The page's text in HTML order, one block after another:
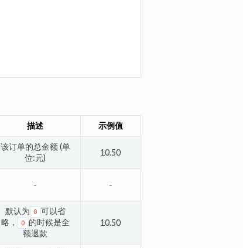
描述 示例值
该订单的总金额 (单
位:元)
10.50
- -
默认为 0 可以省
略，
0
的时候是全
额退款
10.50